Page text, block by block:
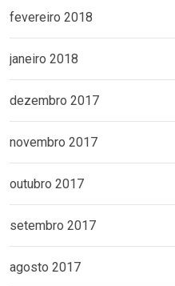
fevereiro 2018
janeiro 2018
dezembro 2017
novembro 2017
outubro 2017
setembro 2017
agosto 2017